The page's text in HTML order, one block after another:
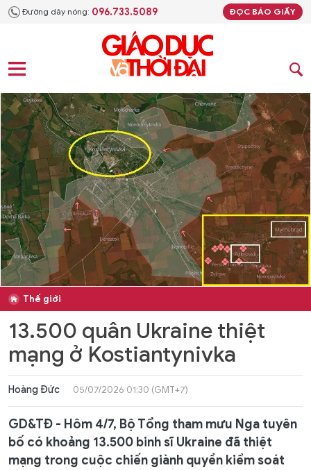
Đường dây nóng: 096.733.5089 ĐỌC BÁO GIẤY
Thế giới
13.500 quân Ukraine thiệt
mạng ở Kostiantynivka
Hoàng Đức 05/07/2026 01:30 (GMT+7)
GD&TĐ - Hôm 4/7, Bộ Tổng tham mưu Nga tuyên
bố có khoảng 13.500 binh sĩ Ukraine đã thiệt
mạng trong cuộc chiến giành quyền kiểm soát